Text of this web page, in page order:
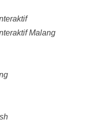
Malang